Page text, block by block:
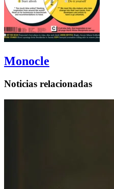
Monocle
Noticias relacionadas